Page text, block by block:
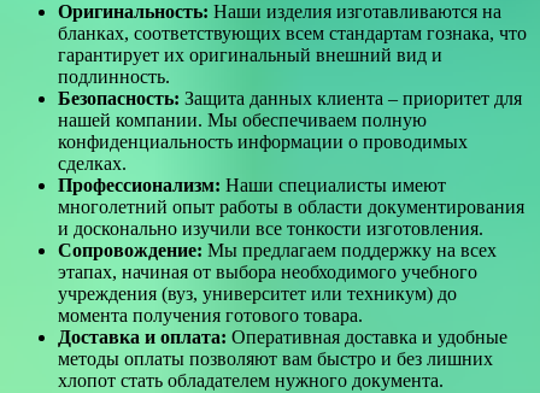
Оригинальность: Наши изделия изготавливаются на
бланках, соответствующих всем стандартам гознака, что
гарантирует их оригинальный внешний вид и
подлинность.
Безопасность: Защита данных клиента – приоритет для
нашей компании. Мы обеспечиваем полную
конфиденциальность информации о проводимых
сделках.
Профессионализм: Наши специалисты имеют
многолетний опыт работы в области документирования
и досконально изучили все тонкости изготовления.
Сопровождение: Мы предлагаем поддержку на всех
этапах, начиная от выбора необходимого учебного
учреждения (вуз, университет или техникум) до
момента получения готового товара.
Доставка и оплата: Оперативная доставка и удобные
методы оплаты позволяют вам быстро и без лишних
хлопот стать обладателем нужного документа.